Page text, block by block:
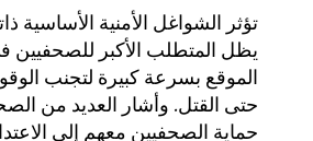
تؤثر الشواغل الأمنية الأساسية
يظل المتطلب الأكبر للصحفيين
الموقع بسرعة كبيرة لتجنب
حتى القتل. وأشار العديد من